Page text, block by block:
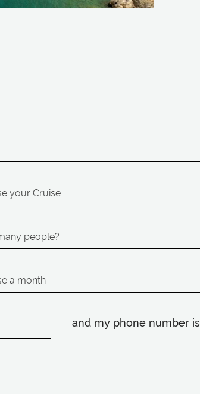
and my phone number is